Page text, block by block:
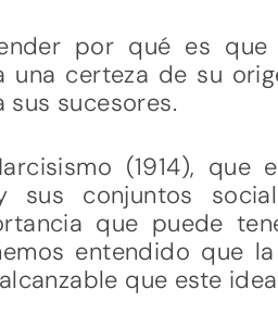
por qué es
una certeza de su
sucesores.
(1914),
conjuntos
que puede
entendido que
que este